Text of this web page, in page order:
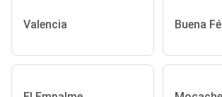
Valencia Buena Fé